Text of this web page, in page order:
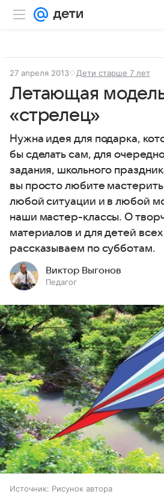
27 апреля 2013 Дети старше 7 лет
Летающая
«стрелец»
Нужна идея для подарка,
бы сделать сам, для
задания, школьного
вы просто любите
любой ситуации и в любой
наши мастер-классы. О
материалов и для детей
рассказываем по субботам.
Виктор Выгонов
Педагог
Источник: Рисунок автора